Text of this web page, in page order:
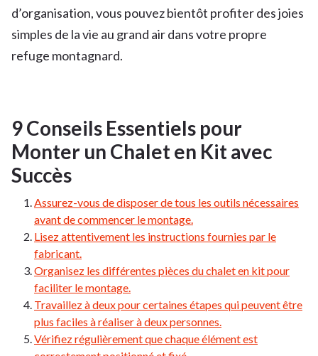
d’organisation, vous pouvez bientôt profiter des joies
simples de la vie au grand air dans votre propre
refuge montagnard.
9 Conseils Essentiels pour
Monter un Chalet en Kit avec
Succès
Assurez-vous de disposer de tous les outils nécessaires
avant de commencer le montage.
Lisez attentivement les instructions fournies par le
fabricant.
Organisez les différentes pièces du chalet en kit pour
faciliter le montage.
Travaillez à deux pour certaines étapes qui peuvent être
plus faciles à réaliser à deux personnes.
Vérifiez régulièrement que chaque élément est